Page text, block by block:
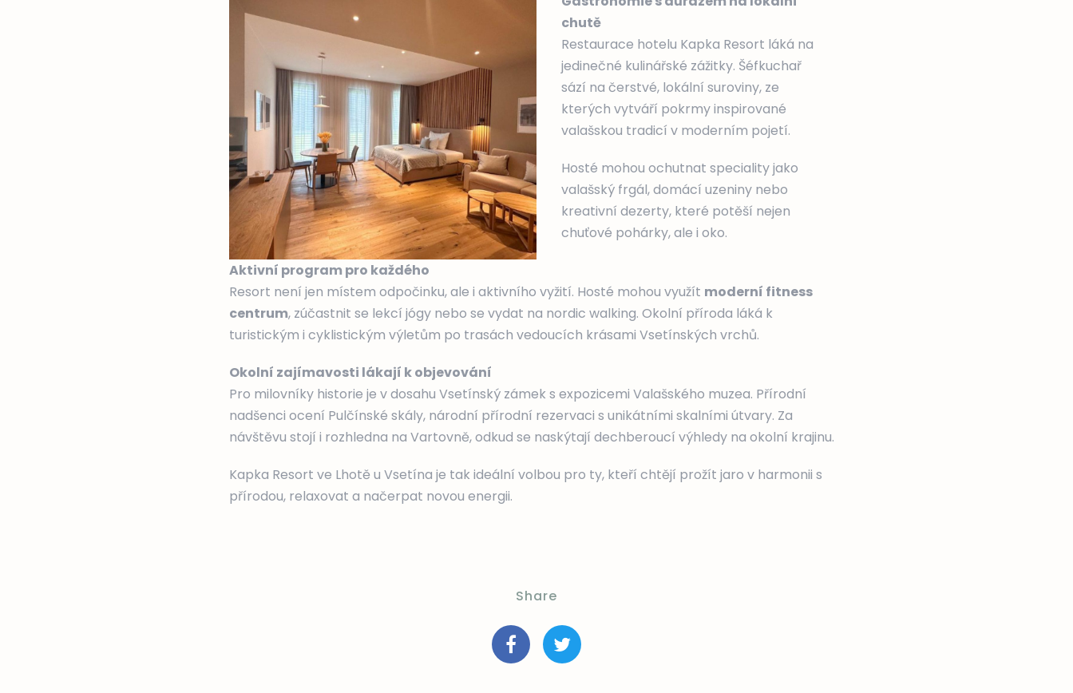
chutě
Restaurace hotelu Kapka Resort láká na
jedinečné kulinářské zážitky. Šéfkuchař
sází na čerstvé, lokální suroviny, ze
kterých vytváří pokrmy inspirované
valašskou tradicí v moderním pojetí.
Hosté mohou ochutnat speciality jako
valašský frgál, domácí uzeniny nebo
kreativní dezerty, které potěší nejen
chuťové pohárky, ale i oko.
Aktivní program pro každého
Resort není jen místem odpočinku, ale i aktivního vyžití. Hosté mohou využít moderní fitness
centrum, zúčastnit se lekcí jógy nebo se vydat na nordic walking. Okolní příroda láká k
turistickým i cyklistickým výletům po trasách vedoucích krásami Vsetínských vrchů.
Okolní zajímavosti lákají k objevování
Pro milovníky historie je v dosahu Vsetínský zámek s expozicemi Valašského muzea. Přírodní
nadšenci ocení Pulčínské skály, národní přírodní rezervaci s unikátními skalními útvary. Za
návštěvu stojí i rozhledna na Vartovně, odkud se naskýtají dechberoucí výhledy na okolní krajinu.
Kapka Resort ve Lhotě u Vsetína je tak ideální volbou pro ty, kteří chtějí prožít jaro v harmonii s
přírodou, relaxovat a načerpat novou energii.
Share